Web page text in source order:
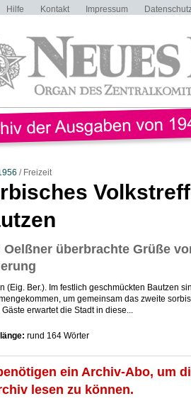
Hilfe Kontakt Impressum
/ Freizeit
Oelßner überbrachte Grüße
(Eig. Ber.). Im festlich geschmückten Bautzen
um gemeinsam das zweite
erwartet die Stadt in diese...
rund 164 Wörter
ein Archiv-Abo, um
lesen zu können.